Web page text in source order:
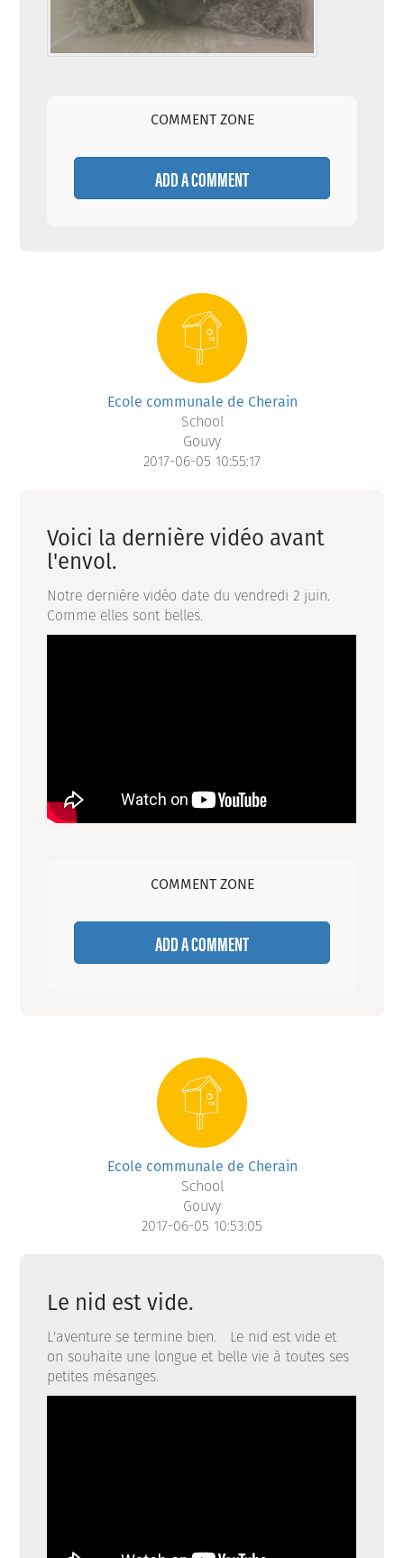
COMMENT ZONE
ADD A COMMENT
Ecole communale de Cherain
School
Gouvy
2017-06-05 10:55:17
Voici la dernière vidéo avant
l'envol.
Notre dernière vidéo date du vendredi 2 juin.
Comme elles sont belles.
COMMENT ZONE
ADD A COMMENT
Ecole communale de Cherain
School
Gouvy
2017-06-05 10:53:05
Le nid est vide.
L'aventure se termine bien. Le nid est vide et
on souhaite une longue et belle vie à toutes ses
petites mésanges.